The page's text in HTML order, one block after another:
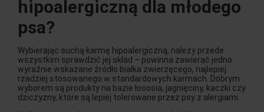
hipoalergiczną dla młodego
psa?
Wybierając suchą karmę hipoalergiczną, należy przede
wszystkim sprawdzić jej skład – powinna zawierać jedno
wyraźnie wskazane źródło białka zwierzęcego, najlepiej
rzadziej stosowanego w standardowych karmach. Dobrym
wyborem są produkty na bazie łososia, jagnięciny, kaczki czy
dziczyzny, które są lepiej tolerowane przez psy z alergiami.